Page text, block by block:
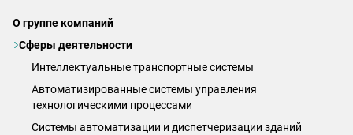
О группе компаний
Сферы деятельности
Интеллектуальные транспортные системы
Автоматизированные системы управления
технологическими процессами
Системы автоматизации и диспетчеризации зданий